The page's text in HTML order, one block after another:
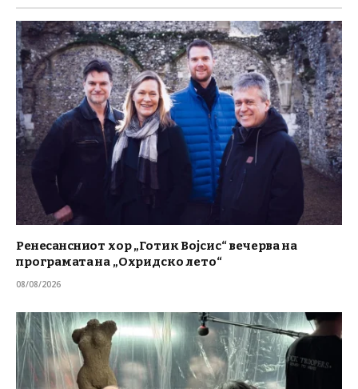
Ренесансниот хор „Готик Војсис“ вечерва на
програмата на „Охридско лето“
08/08/2026